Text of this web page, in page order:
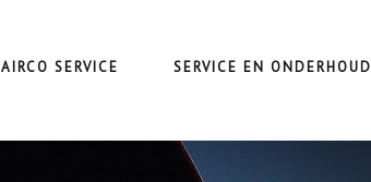
AIRCO SERVICE SERVICE EN ONDERHOUD